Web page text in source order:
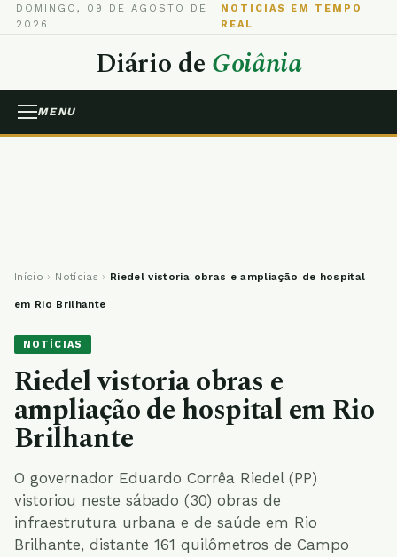
DOMINGO, 09 DE AGOSTO DE
2026
NOTICIAS EM TEMPO
REAL
Diário deGoiânia
MENU
Início › Notícias › Riedel vistoria obras e ampliação de hospital
em Rio Brilhante
NOTÍCIAS
Riedel vistoria obras e
ampliação de hospital em Rio
Brilhante
O governador Eduardo Corrêa Riedel (PP)
vistoriou neste sábado (30) obras de
infraestrutura urbana e de saúde em Rio
Brilhante, distante 161 quilômetros de Campo